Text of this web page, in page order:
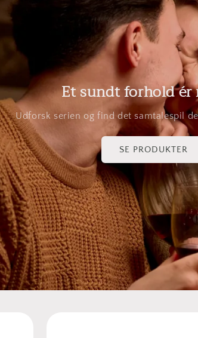
Et sundt forhold
Udforsk serien og find det samtalespil
SE PRODUKTER